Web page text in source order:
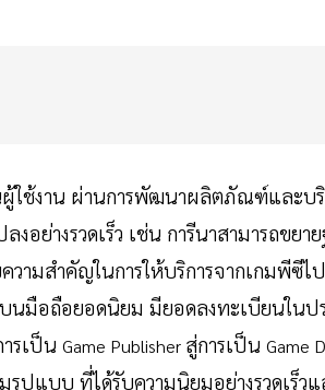
ผู้ใช้งาน ผ่านการพัฒนาผลิตภัณฑ์แล
ย่างรวดเร็ว เช่น การีนาสามารถขยา
ามสำคัญในการให้บริการจากเกมพีซี
นมือถือยอดนิยม มียอดลงทะเบียนในป
รเป็น Game Publisher สู่การเป็น Game
รูปแบบ ที่ได้รับความนิยมอย่างรวดเร็ว